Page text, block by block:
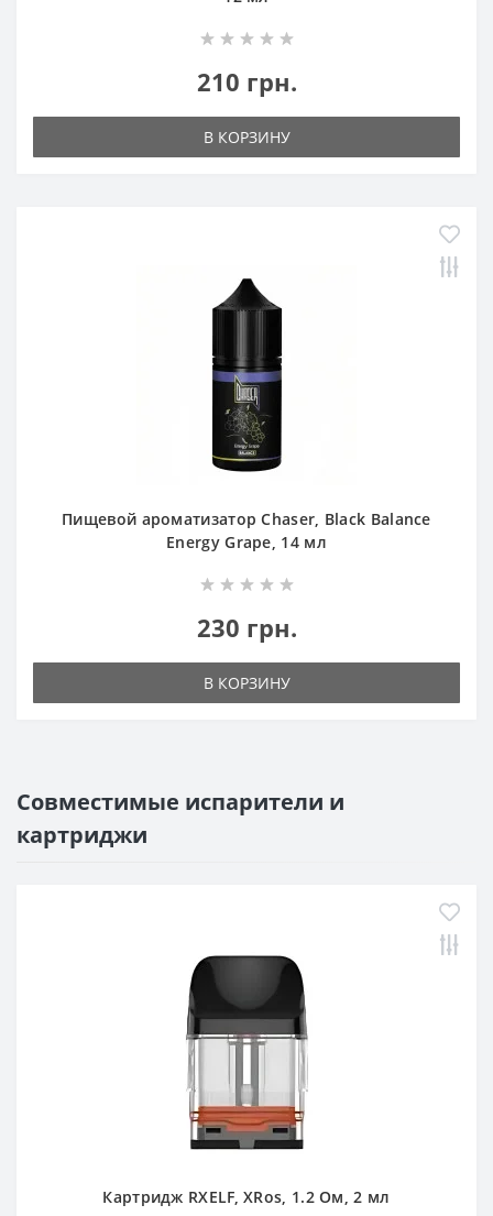
210 грн.
В КОРЗИНУ
Пищевой ароматизатор Chaser, Black Balance
Energy Grape, 14 мл
230 грн.
В КОРЗИНУ
Совместимые испарители и
картриджи
Картридж RXELF, XRos, 1.2 Ом, 2 мл